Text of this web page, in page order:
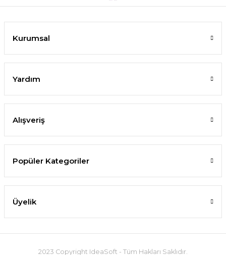
Kurumsal
Yardım
Alışveriş
Popüler Kategoriler
Üyelik
2023 Copyright IdeaSoft - Tüm Hakları Saklıdır.